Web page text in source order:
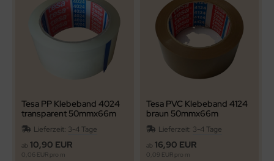
Tesa PP Klebeband 4024
transparent 50mmx66m
Lieferzeit: 3-4 Tage
ab 10,90 EUR
0,06 EUR pro m
Tesa PVC Klebeband 4124
braun 50mmx66m
Lieferzeit: 3-4 Tage
ab 16,90 EUR
0,09 EUR pro m